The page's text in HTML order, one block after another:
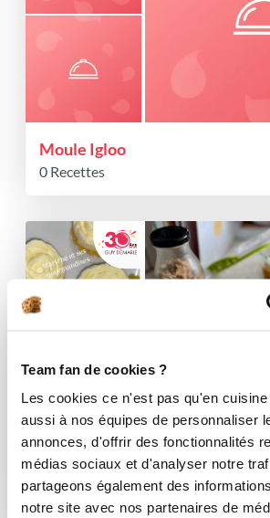
Team fan de cookies ?
Les cookies ce n'est pas qu'en
aussi à nos équipes de personnaliser
annonces, d'offrir des fonctionnalités
médias sociaux et d'analyser notre
partageons également des
notre site avec nos partenaires de
Moule Igloo
0 Recettes
Recette salee
3 Recettes